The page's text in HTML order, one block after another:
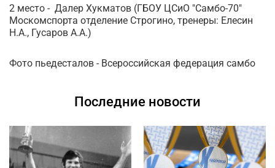
2 место - Далер Хукматов (ГБОУ ЦСиО "Самбо-70"
Москомспорта отделение Строгино, тренеры: Елесин
Н.А., Гусаров А.А.)
Фото пьедесталов - Всероссийская федерация самбо
Последние новости